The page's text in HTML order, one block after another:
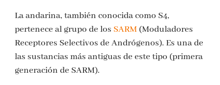
La andarina, también conocida como S4,
pertenece al grupo de los SARM (Moduladores
Receptores Selectivos de Andrógenos). Es una de
las sustancias más antiguas de este tipo (primera
generación de SARM).